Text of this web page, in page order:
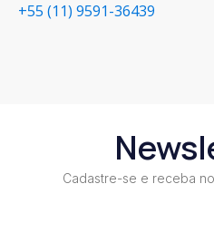
+55 (11) 9591-36439
Cadastre-se e receba